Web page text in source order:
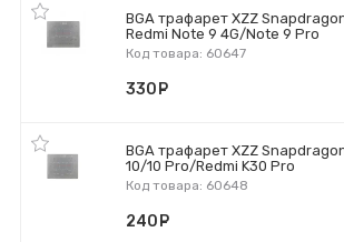
BGA трафарет XZZ
Redmi Note 9 4G/Note 9 Pro
Код товара: 60647
330
BGA трафарет XZZ
10/10 Pro/Redmi K30 Pro
Код товара: 60648
240